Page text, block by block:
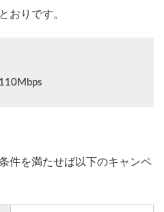
おりです。
件を満たせば以下のキャンペ